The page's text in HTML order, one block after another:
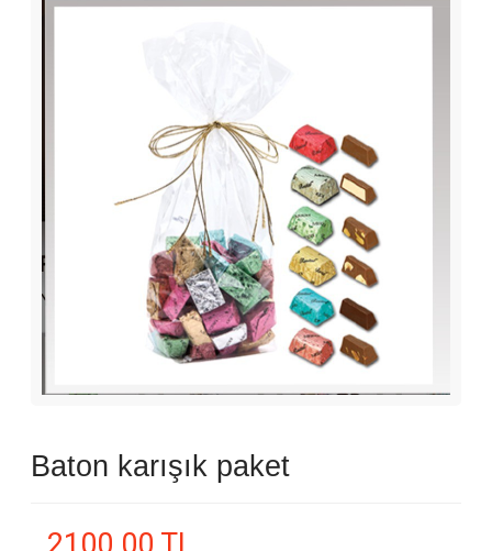
Baton karışık paket
2100.00 TL